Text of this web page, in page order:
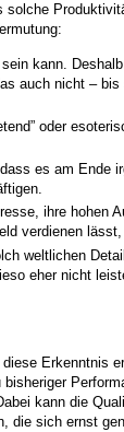
kann.
auch nicht –
oder
es am Ende
ihre hohen
verdienen
weltlichen
eher nicht
Erkenntnis
kann die
die sich ernst